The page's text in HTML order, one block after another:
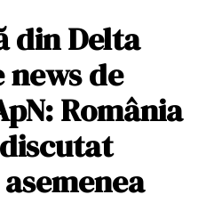
din Delta
de
România